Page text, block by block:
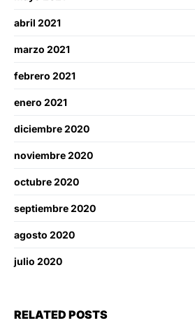
abril 2021
marzo 2021
febrero 2021
enero 2021
diciembre 2020
noviembre 2020
octubre 2020
septiembre 2020
agosto 2020
julio 2020
RELATED POSTS